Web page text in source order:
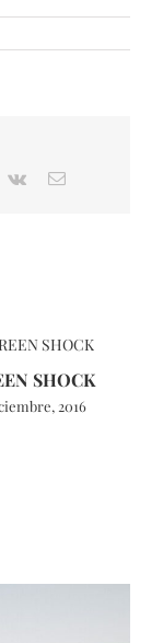
Vk Email
SHOCK
2016